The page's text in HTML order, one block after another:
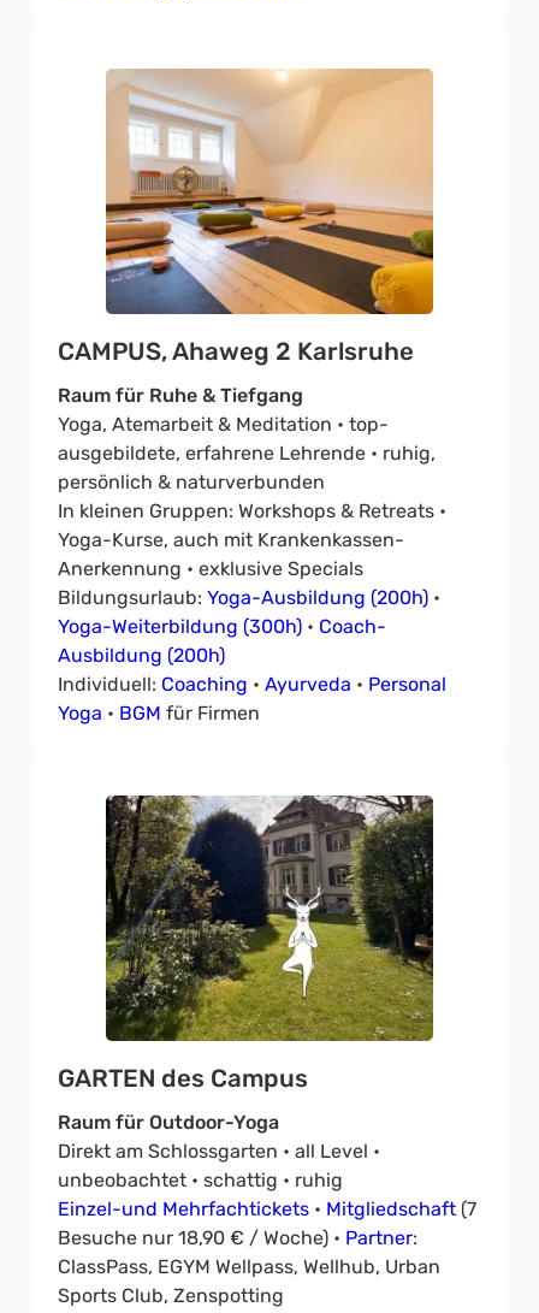
CAMPUS, Ahaweg 2 Karlsruhe
Raum für Ruhe & Tiefgang
Yoga, Atemarbeit & Meditation • top-
ausgebildete, erfahrene Lehrende • ruhig,
persönlich & naturverbunden
In kleinen Gruppen: Workshops & Retreats •
Yoga-Kurse, auch mit Krankenkassen-
Anerkennung • exklusive Specials
Bildungsurlaub: Yoga-Ausbildung (200h) •
Yoga-Weiterbildung (300h) • Coach-
Ausbildung (200h)
Individuell: Coaching • Ayurveda • Personal
Yoga • BGM für Firmen
GARTEN des Campus
Raum für Outdoor-Yoga
Direkt am Schlossgarten • all Level •
unbeobachtet • schattig • ruhig
Einzel-und Mehrfachtickets • Mitgliedschaft (7
Besuche nur 18,90 € / Woche) • Partner:
ClassPass, EGYM Wellpass, Wellhub, Urban
Sports Club, Zenspotting